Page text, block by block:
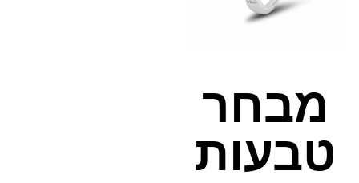
מבחר
טבעות